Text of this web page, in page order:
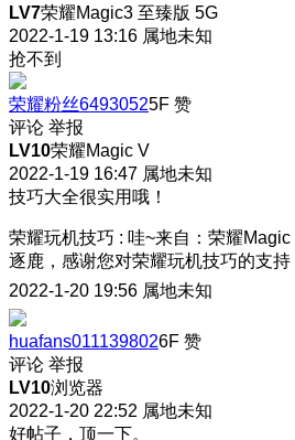
LV7荣耀Magic3 至臻版 5G
2022-1-19 13:16 属地未知
抢不到
荣耀粉丝64930525F 赞
评论 举报
LV10荣耀Magic V
2022-1-19 16:47 属地未知
技巧大全很实用哦！
荣耀玩机技巧 : 哇~来自：荣耀
逐鹿，感谢您对荣耀玩机技巧的支
2022-1-20 19:56 属地未知
huafans0111398026F 赞
评论 举报
LV10浏览器
2022-1-20 22:52 属地未知
好帖子，顶一下。